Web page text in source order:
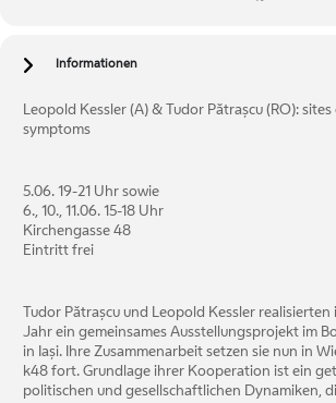
Informationen
Leopold Kessler (A) & Tudor Pătrașcu (RO):
symptoms
5.06. 19-21 Uhr sowie
6., 10., 11.06. 15-18 Uhr
Kirchengasse 48
Eintritt frei
Tudor Pătrașcu und Leopold Kessler
Jahr ein gemeinsames Ausstellungsprojekt im
in Iași. Ihre Zusammenarbeit setzen sie nun in
k48 fort. Grundlage ihrer Kooperation ist ein
politischen und gesellschaftlichen Dynamiken,